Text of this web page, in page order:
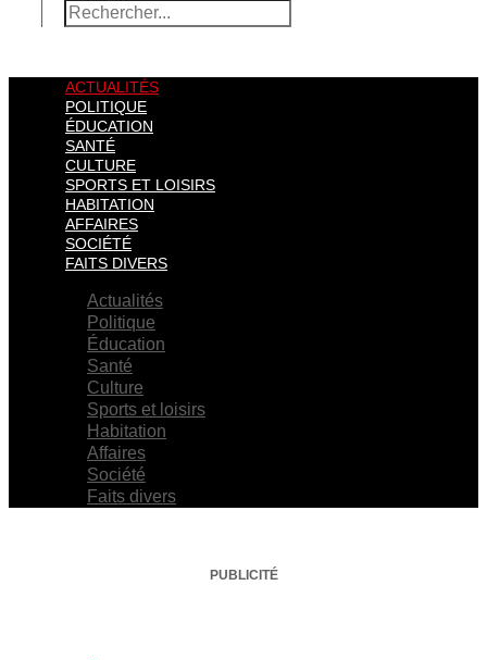
ACTUALITÉS
POLITIQUE
ÉDUCATION
SANTÉ
CULTURE
SPORTS ET LOISIRS
HABITATION
AFFAIRES
SOCIÉTÉ
FAITS DIVERS
Actualités
Politique
Éducation
Santé
Culture
Sports et loisirs
Habitation
Affaires
Société
Faits divers
PUBLICITÉ